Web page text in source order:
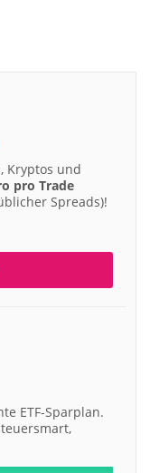
Kryptos und
pro Trade
Spreads)!
ETF-Sparplan.